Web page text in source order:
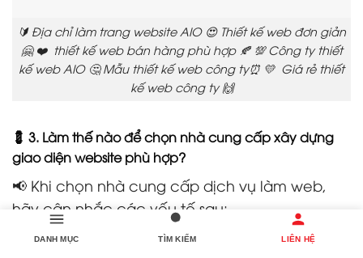
🔰 Địa chỉ làm trang website AIO 😍 Thiết kế web đơn giản
🤗 ❤️ thiết kế web bán hàng phù hợp 🍂 💯 Công ty thiết
kế web AIO 🤔 Mẫu thiết kế web công ty⏰ 💛 Giá rẻ thiết
kế web công ty 🙌
💈 3. Làm thế nào để chọn nhà cung cấp xây dựng
giao diện website phù hợp?
📢 Khi chọn nhà cung cấp dịch vụ làm web,
hãy cân nhắc các yếu tố sau:
🎁 Kinh nghiệm và chuyên môn
DANH MỤC TÌM KIẾM LIÊN HỆ